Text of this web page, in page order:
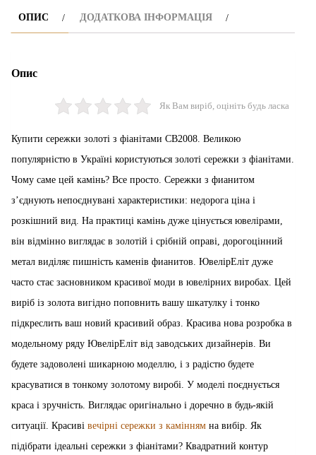
ОПИС ДОДАТКОВА ІНФОРМАЦІЯ
Опис
Як Вам виріб, оцініть будь ласка
Купити сережки золоті з фіанітами СВ2008. Великою
популярністю в Україні користуються золоті сережки з фіанітами.
Чому саме цей камінь? Все просто. Сережки з фианитом
з’єднують непоєднувані характеристики: недорога ціна і
розкішний вид. На практиці камінь дуже цінується ювелірами,
він відмінно виглядає в золотій і срібній оправі, дорогоцінний
метал виділяє пишність каменів фианитов. ЮвелірЕліт дуже
часто стає засновником красивої моди в ювелірних виробах. Цей
виріб із золота вигідно поповнить вашу шкатулку і тонко
підкреслить ваш новий красивий образ. Красива нова розробка в
модельному ряду ЮвелірЕліт від заводських дизайнерів. Ви
будете задоволені шикарною моделлю, і з радістю будете
красуватися в тонкому золотому виробі. У моделі поєднується
краса і зручність. Виглядає оригінально і доречно в будь-якій
ситуації. Красиві вечірні сережки з камінням на вибір. Як
підібрати ідеальні сережки з фіанітами? Квадратний контур